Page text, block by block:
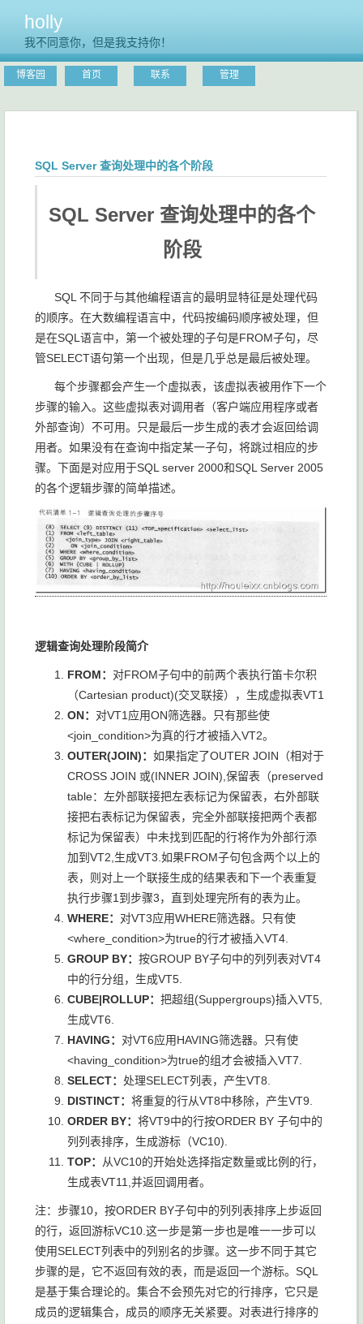
holly
我不同意你，但是我支持你！
博客园 首页 联系 管理
SQL Server 查询处理中的各个阶段
SQL Server 查询处理中的各个
阶段
SQL 不同于与其他编程语言的最明显特征是处理代码
的顺序。在大数编程语言中，代码按编码顺序被处理，但
是在SQL语言中，第一个被处理的子句是FROM子句，尽
管SELECT语句第一个出现，但是几乎总是最后被处理。
每个步骤都会产生一个虚拟表，该虚拟表被用作下一个
步骤的输入。这些虚拟表对调用者（客户端应用程序或者
外部查询）不可用。只是最后一步生成的表才会返回给调
用者。如果没有在查询中指定某一子句，将跳过相应的步
骤。下面是对应用于SQL server 2000和SQL Server 2005
的各个逻辑步骤的简单描述。
逻辑查询处理阶段简介
FROM： 对FROM子句中的前两个表执行笛卡尔积
（Cartesian product)(交叉联接），生成虚拟表VT1
ON： 对VT1应用ON筛选器。只有那些使
<join_condition>为真的行才被插入VT2。
OUTER(JOIN)： 如果指定了OUTER JOIN（相对于
CROSS JOIN 或(INNER JOIN),保留表（preserved
table：左外部联接把左表标记为保留表，右外部联
接把右表标记为保留表，完全外部联接把两个表都
标记为保留表）中未找到匹配的行将作为外部行添
加到VT2,生成VT3.如果FROM子句包含两个以上的
表，则对上一个联接生成的结果表和下一个表重复
执行步骤1到步骤3，直到处理完所有的表为止。
WHERE： 对VT3应用WHERE筛选器。只有使
<where_condition>为true的行才被插入VT4.
GROUP BY： 按GROUP BY子句中的列列表对VT4
中的行分组，生成VT5.
CUBE|ROLLUP： 把超组(Suppergroups)插入VT5,
生成VT6.
HAVING： 对VT6应用HAVING筛选器。只有使
<having_condition>为true的组才会被插入VT7.
SELECT： 处理SELECT列表，产生VT8.
DISTINCT： 将重复的行从VT8中移除，产生VT9.
ORDER BY： 将VT9中的行按ORDER BY 子句中的
列列表排序，生成游标（VC10).
TOP：
从VC10的开始处选择指定数量或比例的行，
生成表VT11,并返回调用者。
注：步骤10，按ORDER BY子句中的列列表排序上步返回
的行，返回游标VC10.这一步是第一步也是唯一一步可以
使用SELECT列表中的列别名的步骤。这一步不同于其它
步骤的是，它不返回有效的表，而是返回一个游标。SQL
是基于集合理论的。集合不会预先对它的行排序，它只是
成员的逻辑集合，成员的顺序无关紧要。对表进行排序的